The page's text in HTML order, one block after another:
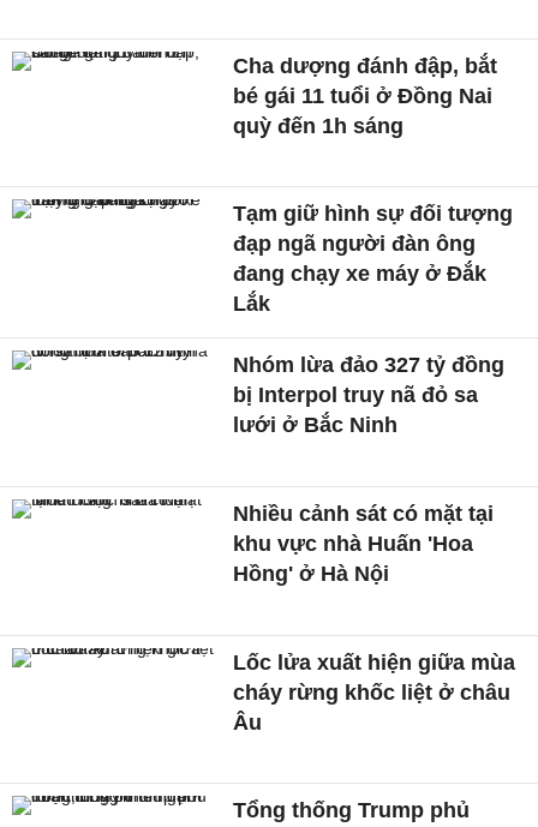
Cha dượng đánh đập, bắt
bé gái 11 tuổi ở Đồng Nai
quỳ đến 1h sáng
Tạm giữ hình sự đối tượng
đạp ngã người đàn ông
đang chạy xe máy ở Đắk
Lắk
Nhóm lừa đảo 327 tỷ đồng
bị Interpol truy nã đỏ sa
lưới ở Bắc Ninh
Nhiều cảnh sát có mặt tại
khu vực nhà Huấn 'Hoa
Hồng' ở Hà Nội
Lốc lửa xuất hiện giữa mùa
cháy rừng khốc liệt ở châu
Âu
Tổng thống Trump phủ